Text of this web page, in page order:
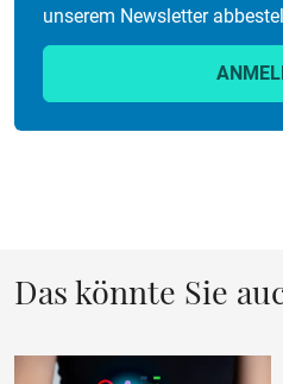
unserem Newsletter
Das könnte Sie